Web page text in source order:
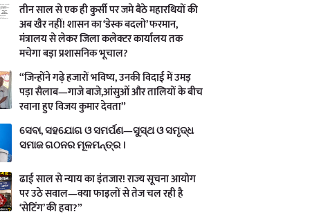
तीन साल से एक ही कुर्सी पर जमे बैठे महारथियों की
अब खैर नहीं! शासन का ‘डेस्क बदलो’ फरमान,
मंत्रालय से लेकर जिला कलेक्टर कार्यालय तक
मचेगा बड़ा प्रशासनिक भूचाल?
“जिन्होंने गढ़े हजारों भविष्य, उनकी विदाई में उमड़
पड़ा सैलाब—गाजे बाजे,आंसुओं और तालियों के बीच
रवाना हुए विजय कुमार देवता”
ସେବା, ସହଯୋଗ ଓ ସମର୍ପଣ—ସୁସ୍ଥ ଓ ସମୃଦ୍ଧ
ସମାଜ ଗଠନର ମୂଳମନ୍ତ୍ର ।
ढाई साल से न्याय का इंतजार! राज्य सूचना आयोग
पर उठे सवाल—क्या फाइलों से तेज चल रही है
‘सेटिंग’ की हवा?”